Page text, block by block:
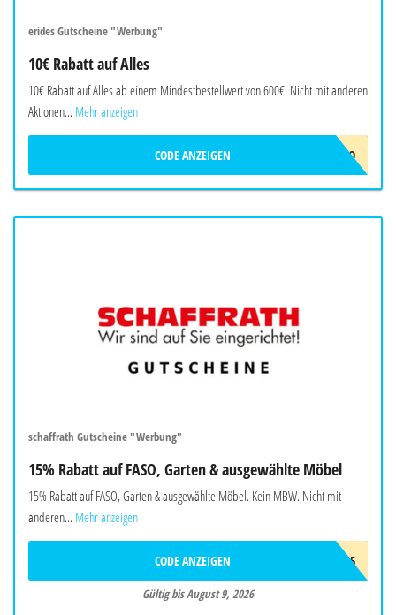
erides Gutscheine "Werbung"
10€ Rabatt auf Alles
10€ Rabatt auf Alles ab einem Mindestbestellwert von 600€. Nicht mit anderen
Aktionen... Mehr anzeigen
ERIDES-10EURO
CODE ANZEIGEN
schaffrath Gutscheine "Werbung"
15% Rabatt auf FASO, Garten & ausgewählte Möbel
15% Rabatt auf FASO, Garten & ausgewählte Möbel. Kein MBW. Nicht mit
anderen... Mehr anzeigen
SUMMER15
CODE ANZEIGEN
Gültig bis August 9, 2026